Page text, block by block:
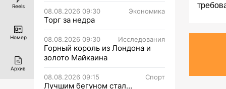
08.08.2026 09:30 Экономика
Торг за недра
08.08.2026 09:30 Исследования
Горный король из Лондона и
золото Майкаина
08.08.2026 09:15 Спорт
Лучшим бегуном стал…
Reels
Номер
Архив